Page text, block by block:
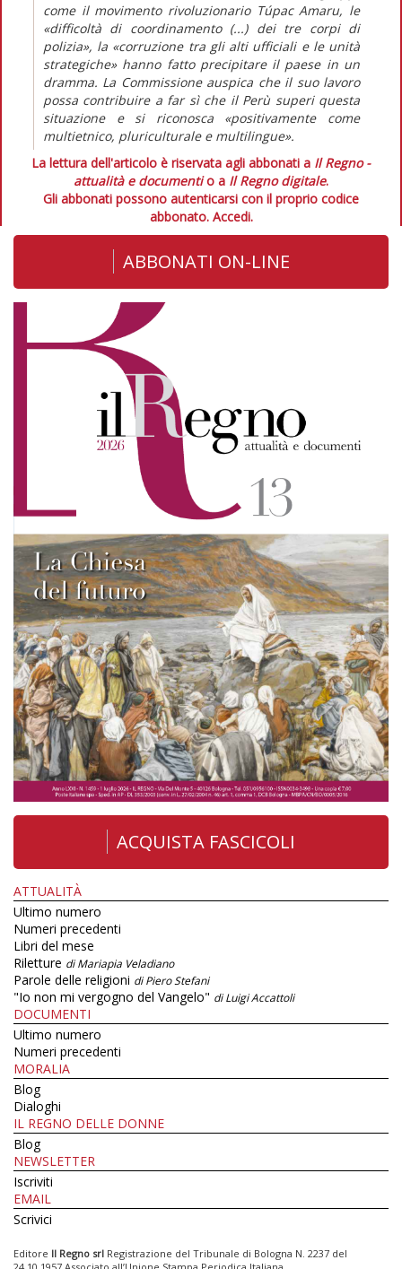
come il movimento rivoluzionario Túpac Amaru, le
«difficoltà di coordinamento (...) dei tre corpi di
polizia», la «corruzione tra gli alti ufficiali e le unità
strategiche» hanno fatto precipitare il paese in un
dramma. La Commissione auspica che il suo lavoro
possa contribuire a far sì che il Perù superi questa
situazione e si riconosca «positivamente come
multietnico, pluriculturale e multilingue».
La lettura dell'articolo è riservata agli abbonati a Il Regno -
attualità e documentio a Il Regno digitale.
Gli abbonati possono autenticarsi con il proprio codice
abbonato. Accedi.
ABBONATI ON-LINE
ACQUISTA FASCICOLI
ATTUALITÀ
Ultimo numero
Numeri precedenti
Libri del mese
Riletture di Mariapia Veladiano
Parole delle religioni di Piero Stefani
"Io non mi vergogno del Vangelo" di Luigi Accattoli
DOCUMENTI
Ultimo numero
Numeri precedenti
MORALIA
Blog
Dialoghi
IL REGNO DELLE DONNE
Blog
NEWSLETTER
Iscriviti
EMAIL
Scrivici
Editore Il Regno srl Registrazione del Tribunale di Bologna N. 2237 del